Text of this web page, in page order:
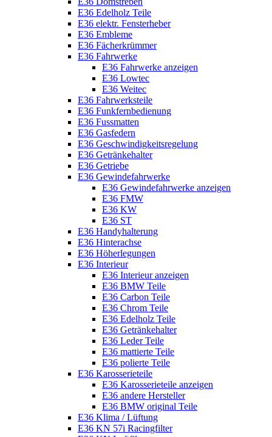
E36 Edelholz Teile
E36 elektr. Fensterheber
E36 Embleme
E36 Fächerkrümmer
E36 Fahrwerke
E36 Fahrwerke anzeigen
E36 Lowtec
E36 Weitec
E36 Fahrwerksteile
E36 Funkfernbedienung
E36 Fussmatten
E36 Gasfedern
E36 Geschwindigkeitsregelung
E36 Getränkehalter
E36 Getriebe
E36 Gewindefahrwerke
E36 Gewindefahrwerke anzeigen
E36 FMW
E36 KW
E36 ST
E36 Handyhalterung
E36 Hinterachse
E36 Höherlegungen
E36 Interieur
E36 Interieur anzeigen
E36 BMW Teile
E36 Carbon Teile
E36 Chrom Teile
E36 Edelholz Teile
E36 Getränkehalter
E36 Leder Teile
E36 mattierte Teile
E36 polierte Teile
E36 Karosserieteile
E36 Karosserieteile anzeigen
E36 andere Hersteller
E36 BMW original Teile
E36 Klima / Lüftung
E36 KN 57i Racingfilter